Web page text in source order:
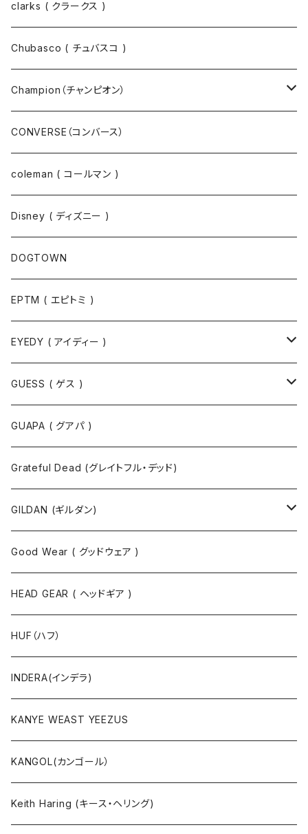
スウェット
パーカー
ニット
ジャケット
コート
ポロシャツ
パンツ
ジャケット
パーカー
clarks ( クラークス )
Chubasco ( チュバスコ )
Champion（チャンピオン）
スウェットパンツ
パーカー
スウェット
Tシャツ
CONVERSE（コンバース）
coleman ( コールマン )
Disney ( ディズニー )
DOGTOWN
EPTM ( エピトミ )
EYEDY ( アイディー )
Tシャツ
半袖Tシャツ
長袖Tシャツ
ポロシャツ
シャツ
スウェット
パーカ
ジャケット
ニット
ボトムス
セットアップ
小物・雑貨
タンクトップ
GUESS ( ゲス )
ジャケット
GUAPA ( グアパ )
Grateful Dead (グレイトフル・デッド)
GILDAN (ギルダン)
ソックス
Good Wear ( グッドウェア )
HEAD GEAR ( ヘッドギア )
HUF（ハフ）
INDERA(インデラ)
KANYE WEAST YEEZUS
KANGOL(カンゴール）
Keith Haring (キース・ヘリング)